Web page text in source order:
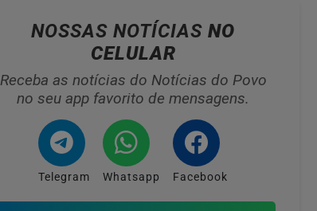
NOSSAS NOTÍCIASNO
CELULAR
Receba as notícias do Notícias do Povo
no seu app favorito de mensagens.
Telegram Whatsapp Facebook